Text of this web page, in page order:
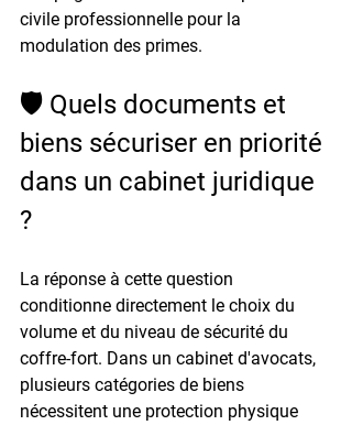
civile professionnelle pour la
modulation des primes.
🛡️ Quels documents et
biens sécuriser en priorité
dans un cabinet juridique
?
La réponse à cette question
conditionne directement le choix du
volume et du niveau de sécurité du
coffre-fort. Dans un cabinet d'avocats,
plusieurs catégories de biens
nécessitent une protection physique